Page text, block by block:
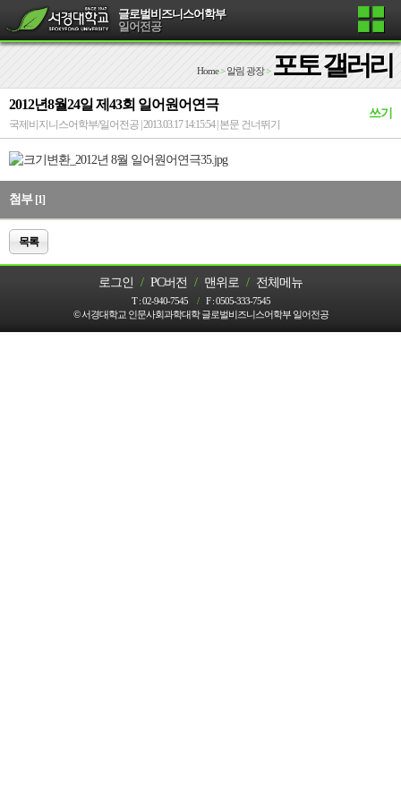
글로벌비즈니스어학부
일어전공
Home> 알림 광장> 포토 갤러리
2012년8월24일 제43회 일어원어연극
쓰기
국제비지니스어학부/일어전공 | 2013.03.17 14:15:54 | 본문 건너뛰기
첨부 [1]
목록
로그인 / PC버전 / 맨위로 / 전체메뉴
T :02-940-7545 / F :0505-333-7545
© 서경대학교 인문사회과학대학 글로벌비즈니스어학부 일어전공